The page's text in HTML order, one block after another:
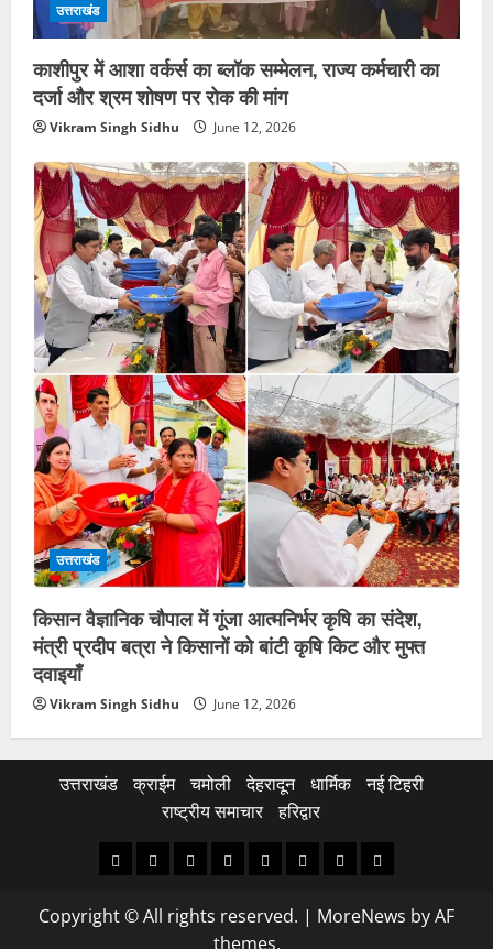
उत्तराखंड
काशीपुर में आशा वर्कर्स का ब्लॉक सम्मेलन, राज्य कर्मचारी का
दर्जा और श्रम शोषण पर रोक की मांग
Vikram Singh Sidhu June 12, 2026
उत्तराखंड
किसान वैज्ञानिक चौपाल में गूंजा आत्मनिर्भर कृषि का संदेश,
मंत्री प्रदीप बत्रा ने किसानों को बांटी कृषि किट और मुफ्त
दवाइयाँ
Vikram Singh Sidhu June 12, 2026
उत्तराखंड क्राईम चमोली देहरादून धार्मिक
नई टिहरी
राष्ट्रीय समाचार
हरिद्वार
उत्तराखंडक्राईमचमोलीदेहरादूनधार्मिकनई
राष्ट्रीयहरिद्वार
Copyright © All rights reserved. | MoreNews by AF
themes.